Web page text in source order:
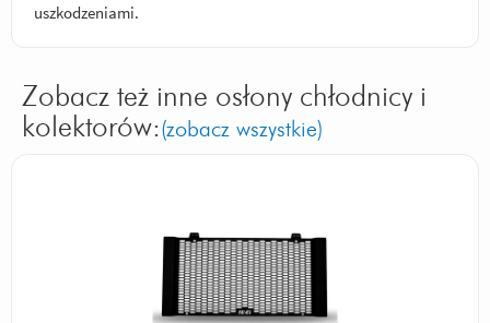
uszkodzeniami.
Zobacz też inne osłony chłodnicy i
kolektorów:(zobacz wszystkie)